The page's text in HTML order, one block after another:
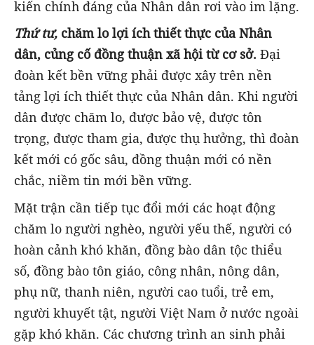
kiến chính đáng của Nhân dân rơi vào im lặng.
Thứ tư, chăm lo lợi ích thiết thực của Nhân
dân, củng cố đồng thuận xã hội từ cơ sở. Đại
đoàn kết bền vững phải được xây trên nền
tảng lợi ích thiết thực của Nhân dân. Khi người
dân được chăm lo, được bảo vệ, được tôn
trọng, được tham gia, được thụ hưởng, thì đoàn
kết mới có gốc sâu, đồng thuận mới có nền
chắc, niềm tin mới bền vững.
Mặt trận cần tiếp tục đổi mới các hoạt động
chăm lo người nghèo, người yếu thế, người có
hoàn cảnh khó khăn, đồng bào dân tộc thiểu
số, đồng bào tôn giáo, công nhân, nông dân,
phụ nữ, thanh niên, người cao tuổi, trẻ em,
người khuyết tật, người Việt Nam ở nước ngoài
gặp khó khăn. Các chương trình an sinh phải